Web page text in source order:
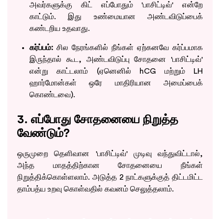
அவர்களுக்கு கிட் எப்போதும் 'பாசிட்டிவ்' என்றே
காட்டும். இது உண்மையான அண்டவிடுப்பைக்
கண்டறிய உதவாது.
கர்ப்பம்: சில நேரங்களில் நீங்கள் ஏற்கனவே கர்ப்பமாக
இருந்தால் கூட, அண்டவிடுப்பு சோதனை 'பாசிட்டிவ்'
என்று காட்டலாம் (ஏனெனில் hCG மற்றும் LH
ஹார்மோன்கள் ஒரே மாதிரியான அமைப்பைக்
கொண்டவை).
3. எப்போது சோதனையை நிறுத்த
வேண்டும்?
ஒருமுறை தெளிவான 'பாசிட்டிவ்' முடிவு வந்துவிட்டால்,
அந்த மாதத்திற்கான சோதனையை நீங்கள்
நிறுத்திக்கொள்ளலாம். அடுத்த 2 நாட்களுக்குத் திட்டமிட்ட
தாம்பத்ய உறவு கொள்வதில் கவனம் செலுத்தலாம்.